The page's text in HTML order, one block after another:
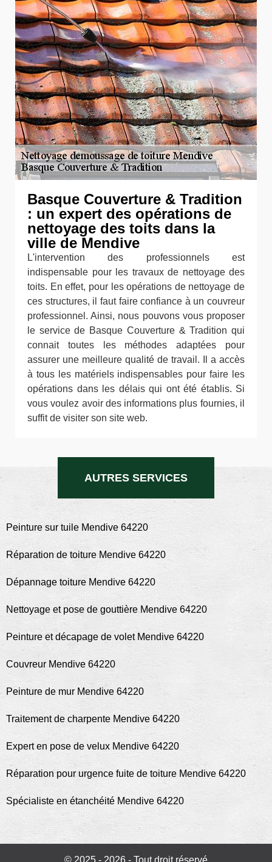
Basque Couverture & Tradition
: un expert des opérations de
nettoyage des toits dans la
ville de Mendive
L'intervention des professionnels est
indispensable pour les travaux de nettoyage des
toits. En effet, pour les opérations de nettoyage de
ces structures, il faut faire confiance à un couvreur
professionnel. Ainsi, nous pouvons vous proposer
le service de Basque Couverture & Tradition qui
connait toutes les méthodes adaptées pour
assurer une meilleure qualité de travail. Il a accès
à tous les matériels indispensables pour faire les
opérations dans les délais qui ont été établis. Si
vous voulez avoir des informations plus fournies, il
suffit de visiter son site web.
AUTRES SERVICES
Peinture sur tuile Mendive 64220
Réparation de toiture Mendive 64220
Dépannage toiture Mendive 64220
Nettoyage et pose de gouttière Mendive 64220
Peinture et décapage de volet Mendive 64220
Couvreur Mendive 64220
Peinture de mur Mendive 64220
Traitement de charpente Mendive 64220
Expert en pose de velux Mendive 64220
Réparation pour urgence fuite de toiture Mendive 64220
Spécialiste en étanchéité Mendive 64220
© 2025 - 2026 - Tout droit réservé